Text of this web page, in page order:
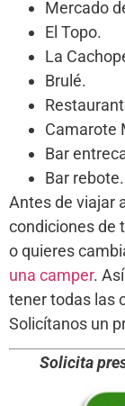
Mercado
El Topo.
La
Brulé.
Camarote
Bar
Bar rebote.
Antes de viajar
condiciones de
o quieres
una camper.
tener todas las
Solicítanos un
Solicita